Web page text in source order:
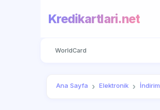
Kredikartlari.net
WorldCard
Ana Sayfa Elektronik İndirim